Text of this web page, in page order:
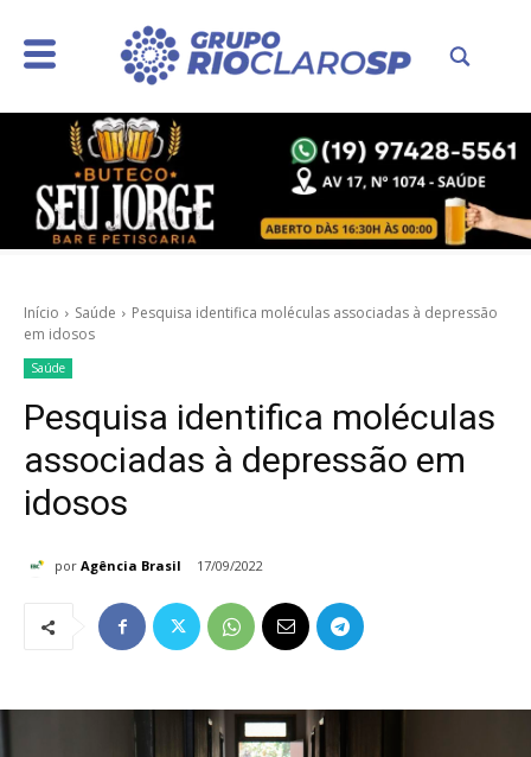
Início Saúde
Pesquisa identifica moléculas associadas à depressão
em idosos
Saúde
Pesquisa identifica moléculas
associadas à depressão em
idosos
por Agência Brasil 17/09/2022